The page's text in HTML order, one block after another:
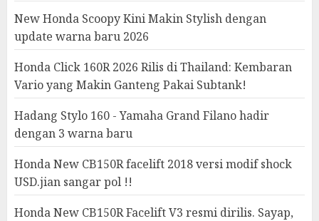
New Honda Scoopy Kini Makin Stylish dengan
update warna baru 2026
Honda Click 160R 2026 Rilis di Thailand: Kembaran
Vario yang Makin Ganteng Pakai Subtank!
Hadang Stylo 160 - Yamaha Grand Filano hadir
dengan 3 warna baru
Honda New CB150R facelift 2018 versi modif shock
USD.jian sangar pol !!
Honda New CB150R Facelift V3 resmi dirilis. Sayap,